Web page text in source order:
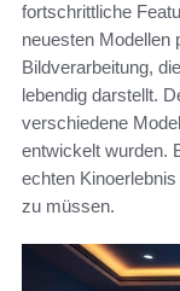
fortschrittliche
neuesten Modellen
Bildverarbeitung,
lebendig darstellt.
verschiedene
entwickelt wurden.
echten
zu müssen.